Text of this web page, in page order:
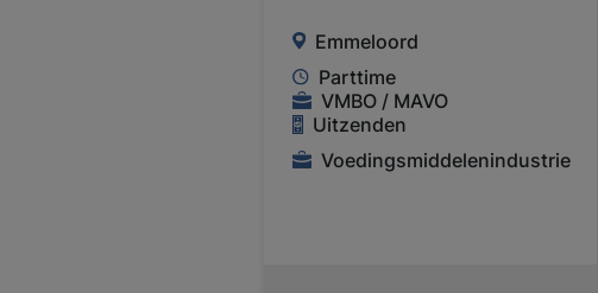
Emmeloord
Parttime
VMBO / MAVO
Uitzenden
Voedingsmiddelenindustrie